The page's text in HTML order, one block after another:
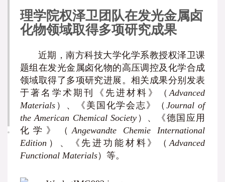
理学院权泽卫团队在发光金属卤
化物领域取得多项研究成果
近期，南方科技大学化学系教授权泽卫课
题组在发光金属卤化物的高压调控及化学合成
领域取得了多项研究进展。相关成果分别发表
于著名学术期刊《先进材料》（Advanced
Materials ）、《美国化学会志》（Journal of
the American Chemical Society ）、《德国应用
化学》（Angewandte Chemie International
Edition ）、《先进功能材料》（Advanced
Functional Materials）等。